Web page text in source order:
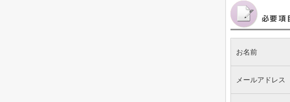
お名前
メールアドレス